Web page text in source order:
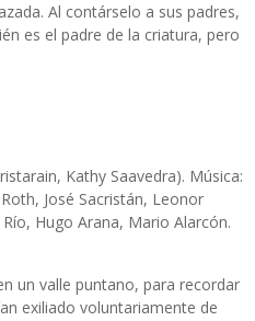
Al contárselo a sus padres,
es el padre de la criatura, pero
Kathy Saavedra). Música:
José Sacristán, Leonor
Hugo Arana, Mario Alarcón.
un valle puntano, para recordar
exiliado voluntariamente de